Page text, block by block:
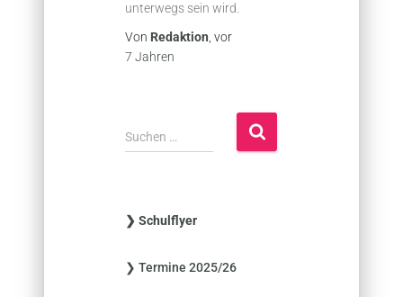
unterwegs sein wird.
Von Redaktion, vor
7 Jahren
S
u
n
a
Suchen …
❯ Schulflyer
❯ Termine 2025/26